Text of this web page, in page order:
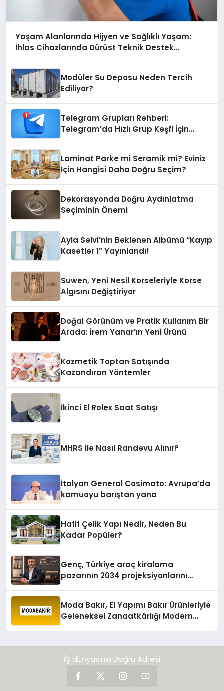
Yaşam Alanlarında Hijyen ve Sağlıklı Yaşam:
İhlas Cihazlarında Dürüst Teknik Destek
Modüler Su Deposu Neden Tercih
Ediliyor?
Telegram Grupları Rehberi:
Telegram’da Hızlı Grup Keşfi İçin
Laminat Parke mi Seramik mi? Eviniz
İçin Hangisi Daha Doğru Seçim?
Dekorasyonda Doğru Aydınlatma
Seçiminin Önemi
Ayla Selvi’nin Beklenen Albümü “Kayıp
Kasetler 1” Yayınlandı!
Suwen, Yeni Nesil Korseleriyle Korse
Algısını Değiştiriyor
Doğal Görünüm ve Pratik Kullanım Bir
Arada: İrem Yanar’ın Yeni Ürünü
Kozmetik Toptan Satışında
Kazandıran Yöntemler
İkinci El Rolex Saat Satışı
MHRS ile Nasıl Randevu Alınır?
İtalyan General Cosimato: Avrupa’da
kamuoyu barıştan yana
Hafif Çelik Yapı Nedir, Neden Bu
Kadar Popüler?
Genç, Türkiye araç kiralama
pazarının 2034 projeksiyonlarını
Moda Bakır, El Yapımı Bakır Ürünleriyle
Geleneksel Zanaatkârlığı Modern
İŞ dünyasının Doğru Adresi